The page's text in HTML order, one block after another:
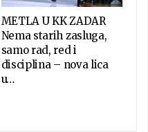
METLA U KK ZADAR
Nema starih zasluga,
samo rad, red i
disciplina – nova lica
u…